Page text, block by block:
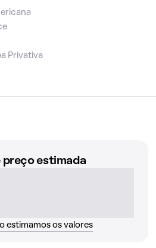
Privativa
preço estimada
estimamos os valores